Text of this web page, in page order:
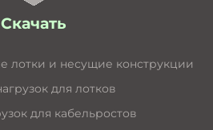
Скачать
лотки и несущие конструкции
для лотков
для кабельростов